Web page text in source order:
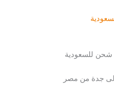
للسعودية
جدة من مصر